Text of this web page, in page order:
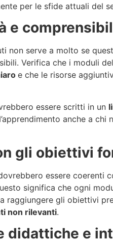
per le sfide attuali del
e
non serve a molto se
Verifica che i moduli
e che le risorse
essere scritti in un
anche a chi
gli obiettivi
essere coerenti
significa che ogni
raggiungere gli obiettivi
non rilevanti.
didattiche e